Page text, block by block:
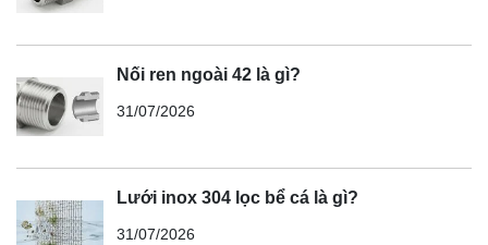
Nối ren ngoài 42 là gì?
31/07/2026
Lưới inox 304 lọc bể cá là gì?
31/07/2026